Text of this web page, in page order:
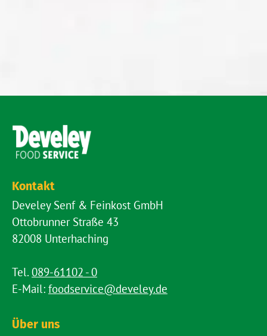
Kontakt
Develey Senf & Feinkost GmbH
Ottobrunner Straße 43
82008 Unterhaching
Tel. 089-61102 - 0
E-Mail: foodservice@develey.de
Über uns